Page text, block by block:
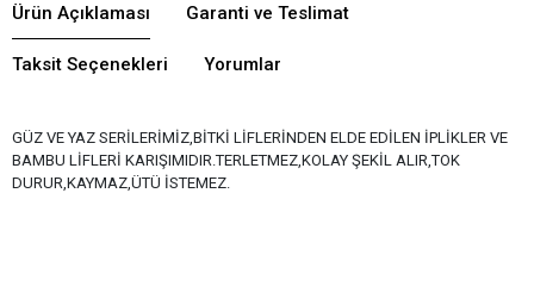
Ürün Açıklaması Garanti ve Teslimat
Taksit Seçenekleri Yorumlar
GÜZ VE YAZ SERİLERİMİZ,BİTKİ LİFLERİNDEN ELDE EDİLEN İPLİKLER VE
BAMBU LİFLERİ KARIŞIMIDIR.TERLETMEZ,KOLAY ŞEKİL ALIR,TOK
DURUR,KAYMAZ,ÜTÜ İSTEMEZ.